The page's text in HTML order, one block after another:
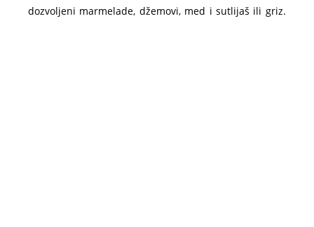
dozvoljeni marmelade, džemovi, med i sutlijaš ili griz.